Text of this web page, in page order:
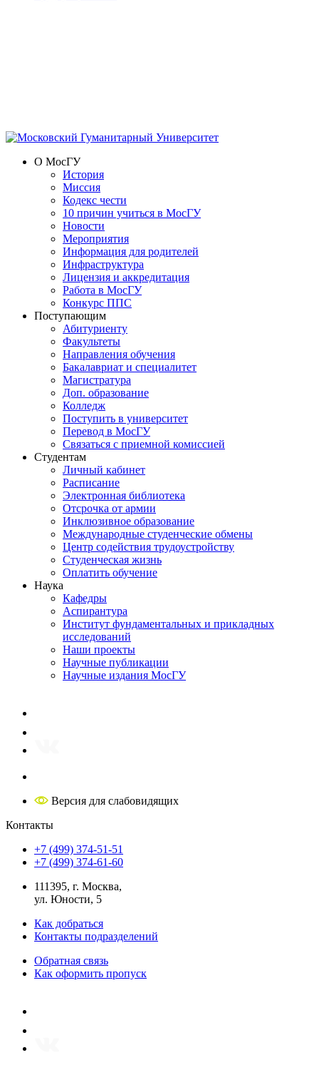
О МосГУ
История
Миссия
Кодекс чести
10 причин учиться в МосГУ
Новости
Мероприятия
Информация для родителей
Инфраструктура
Лицензия и аккредитация
Работа в МосГУ
Конкурс ППС
Поступающим
Абитуриенту
Факультеты
Направления обучения
Бакалавриат и специалитет
Магистратура
Доп. образование
Колледж
Поступить в университет
Перевод в МосГУ
Связаться с приемной комиссией
Студентам
Личный кабинет
Расписание
Электронная библиотека
Отсрочка от армии
Инклюзивное образование
Международные студенческие обмены
Центр содействия трудоустройству
Студенческая жизнь
Оплатить обучение
Наука
Кафедры
Аспирантура
Институт фундаментальных и прикладных
исследований
Наши проекты
Научные публикации
Научные издания МосГУ
Версия для слабовидящих
Контакты
+7 (499) 374-51-51
+7 (499) 374-61-60
111395, г. Москва,
ул. Юности, 5
Как добраться
Контакты подразделений
Обратная связь
Как оформить пропуск